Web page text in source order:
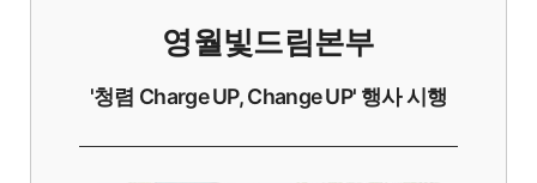
영월빛드림본부
'청렴 Charge UP, Change UP' 행사 시행